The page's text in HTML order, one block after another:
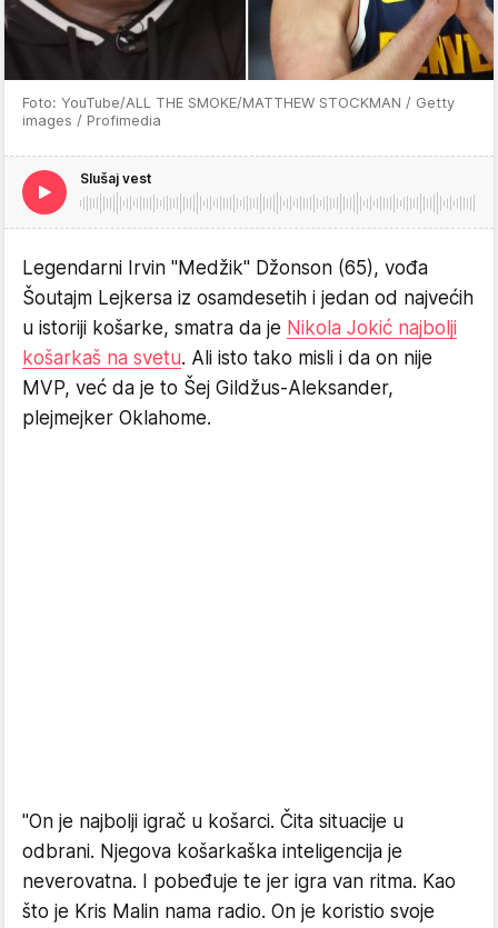
Foto: YouTube/ALL THE SMOKE/MATTHEW STOCKMAN / Getty
images / Profimedia
Slušaj vest
Legendarni Irvin "Medžik" Džonson (65), vođa
Šoutajm Lejkersa iz osamdesetih i jedan od najvećih
u istoriji košarke, smatra da je Nikola Jokić najbolji
košarkaš na svetu. Ali isto tako misli i da on nije
MVP, već da je to Šej Gildžus-Aleksander,
plejmejker Oklahome.
"On je najbolji igrač u košarci. Čita situacije u
odbrani. Njegova košarkaška inteligencija je
neverovatna. I pobeđuje te jer igra van ritma. Kao
što je Kris Malin nama radio. On je koristio svoje